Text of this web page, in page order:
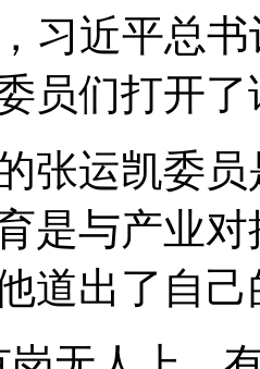
习近平总
员们打开
张运凯委
是与产业
道出了自